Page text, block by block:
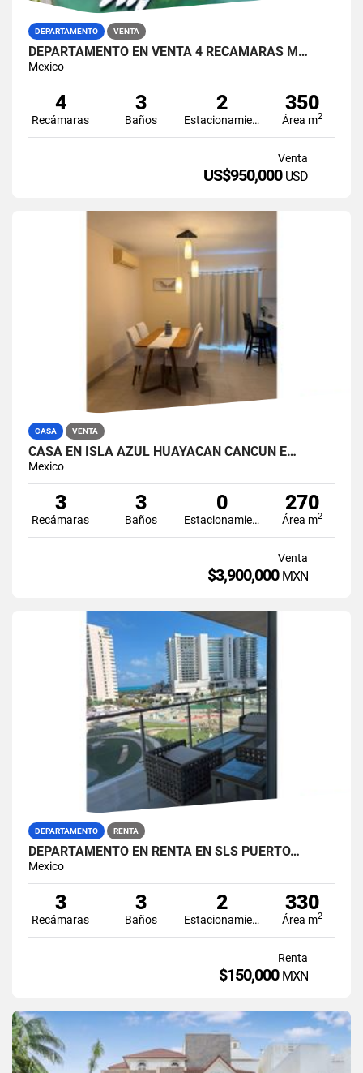
DEPARTAMENTO VENTA
DEPARTAMENTO EN VENTA 4 RECAMARAS M…
Mexico
4
Recámaras
3
Baños
2
Estacionamiento
350
Área m2
Venta
US$950,000 USD
CASA VENTA
CASA EN ISLA AZUL HUAYACAN CANCUN E…
Mexico
3
Recámaras
3
Baños
0
Estacionamiento
270
Área m2
Venta
$3,900,000 MXN
DEPARTAMENTO RENTA
DEPARTAMENTO EN RENTA EN SLS PUERTO…
Mexico
3
Recámaras
3
Baños
2
Estacionamiento
330
Área m2
Renta
$150,000 MXN